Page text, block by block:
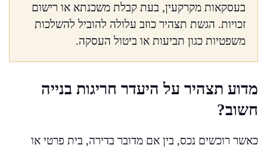
בעסקאות מקרקעין, בעת קבלת משכנתא או רישום
זכויות. הגשת תצהיר כוזב עלולה להוביל להשלכות
משפטיות כגון תביעות או ביטול העסקה.
מדוע תצהיר על היעדר חריגות בנייה
חשוב?
כאשר רוכשים נכס, בין אם מדובר בדירה, בית פרטי או